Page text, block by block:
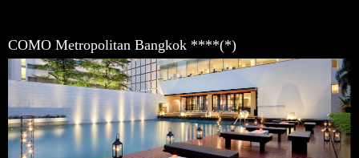
COMO Metropolitan Bangkok ****(*)